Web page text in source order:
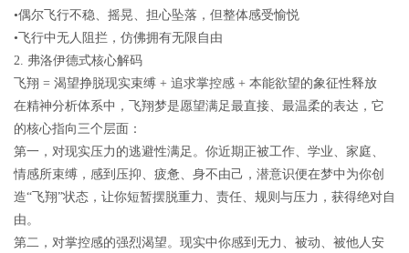
•偶尔飞行不稳、摇晃、担心坠落，但整体感受愉悦
•飞行中无人阻拦，仿佛拥有无限自由
2. 弗洛伊德式核心解码
飞翔 = 渴望挣脱现实束缚 + 追求掌控感 + 本能欲望的象征性释放
在精神分析体系中，飞翔梦是愿望满足最直接、最温柔的表达，它
的核心指向三个层面：
第一， 对现实压力的逃避性满足 。你近期正被工作、学业、家庭、
情感所束缚，感到压抑、疲惫、身不由己，潜意识便在梦中为你创
造“飞翔”状态，让你短暂摆脱重力、责任、规则与压力，获得绝对自
由。
第二， 对掌控感的强烈渴望。现实中你感到无力、被动、被他人安